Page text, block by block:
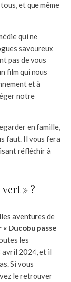
et que même
qui ne
savoureux
pas de vous
film qui nous
et à
notre
en famille,
faut. Il vous fera
réfléchir à
» ?
aventures de
Ducobu passe
les
avril 2024, et il
Si vous
le retrouver